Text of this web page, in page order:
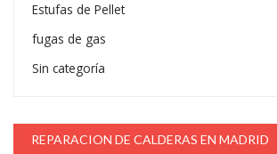
Estufas de Pellet
fugas de gas
Sin categoría
REPARACION DE CALDERAS EN MADRID